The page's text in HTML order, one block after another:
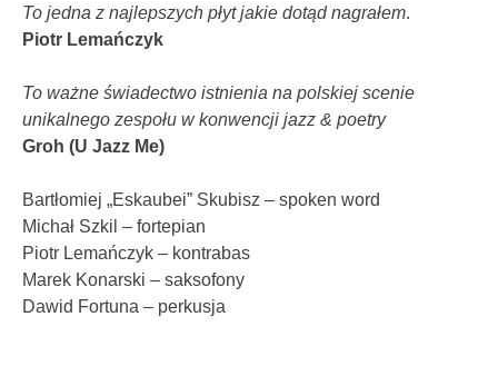
To jedna z najlepszych płyt jakie dotąd nagrałem.
Piotr Lemańczyk
To ważne świadectwo istnienia na polskiej scenie
unikalnego zespołu w konwencji jazz & poetry
Groh (U Jazz Me)
Bartłomiej „Eskaubei” Skubisz – spoken word
Michał Szkil – fortepian
Piotr Lemańczyk – kontrabas
Marek Konarski – saksofony
Dawid Fortuna – perkusja